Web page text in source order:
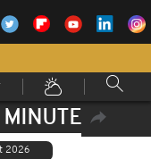
MINUTE
2026